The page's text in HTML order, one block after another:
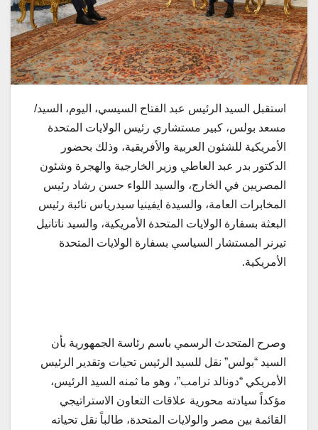
استقبل السيد الرئيس عبد الفتاح السيسي، اليوم، السيد/
مسعد بولس، كبير مستشاري رئيس الولايات المتحدة
الأمريكية للشئون العربية والأفريقية، وذلك بحضور
الدكتور بدر عبد العاطي وزير الخارجية والهجرة وشئون
المصريين في الخارج، والسيد اللواء حسن رشاد رئيس
المخابرات العامة، والسيدة ايفينيا سيدرياس نائبة رئيس
البعثة بسفارة الولايات المتحدة الأمريكية، والسيد ناتانيل
تيرنر المستشار السياسي بسفارة الولايات المتحدة
الأمريكية.
وصرح المتحدث الرسمي باسم رئاسة الجمهورية بأن
السيد “بولس” نقل للسيد الرئيس تحيات وتقدير الرئيس
الأمريكي “دونالد ترامب”، وهو ما ثمنه السيد الرئيس،
مؤكداً سيادته محورية علاقات التعاون الاستراتيجي
القائمة بين مصر والولايات المتحدة، طالباً نقل تحياته